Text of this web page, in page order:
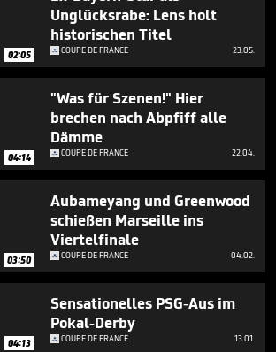
02:05
Unglücksrabe: Lens holt
historischen Titel
COUPE DE FRANCE 23.05.
04:14
"Was für Szenen!" Hier
brechen nach Abpfiff alle
Dämme
COUPE DE FRANCE 22.04.
03:50
Aubameyang und Greenwood
schießen Marseille ins
Viertelfinale
COUPE DE FRANCE 04.02.
04:13
Sensationelles PSG-Aus im
Pokal-Derby
COUPE DE FRANCE 13.01.